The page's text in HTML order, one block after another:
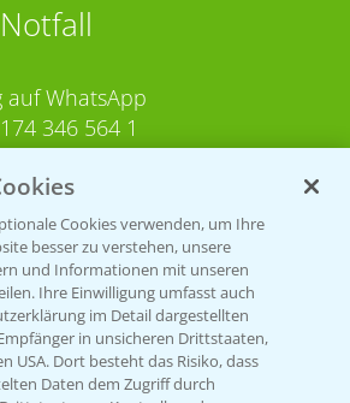
auf WhatsApp
346 564 1
30-20220
Cookies verwenden, um Ihre
besser zu verstehen, unsere
und Informationen mit unseren
Ihre Einwilligung umfasst auch
im Detail dargestellten
in unsicheren Drittstaaten,
USA. Dort besteht das Risiko, dass
Daten dem Zugriff durch